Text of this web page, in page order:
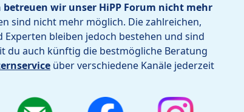
wir unser HiPP Forum nicht mehr
sind nicht mehr möglich. Die zahlreichen,
bleiben jedoch bestehen und sind
du auch künftig die bestmögliche Beratung
über verschiedene Kanäle jederzeit